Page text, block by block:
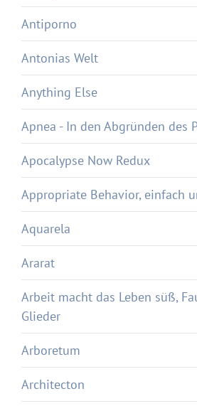
Antiporno
Antonias Welt
Anything Else
Apnea - In den Abgründen des
Apocalypse Now Redux
Appropriate Behavior, einfach
Aquarela
Ararat
Arbeit macht das Leben süß,
Glieder
Arboretum
Architecton